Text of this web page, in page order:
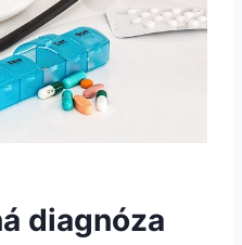
diagnóza